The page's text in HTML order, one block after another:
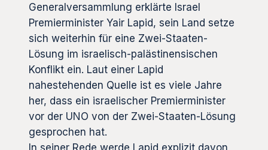
Generalversammlung erklärte Israel
Premierminister Yair Lapid, sein Land setze
sich weiterhin für eine Zwei-Staaten-
Lösung im israelisch-palästinensischen
Konflikt ein. Laut einer Lapid
nahestehenden Quelle ist es viele Jahre
her, dass ein israelischer Premierminister
vor der UNO von der Zwei-Staaten-Lösung
gesprochen hat.
In seiner Rede werde Lapid explizit davon